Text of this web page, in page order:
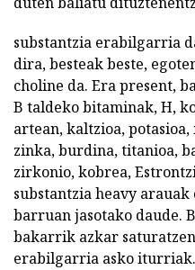
substantzia erabilgarria
dira, besteak beste,
choline da. Era present,
B taldeko bitaminak, H,
artean, kaltzioa,
zinka, burdina, titanioa,
zirkonio, kobrea,
substantzia heavy
barruan jasotako daude.
bakarrik azkar
erabilgarria asko iturriak.